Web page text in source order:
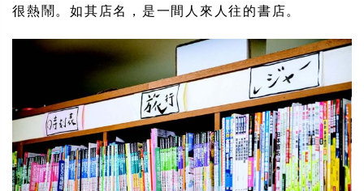
很熱鬧。如其店名，是一間人來人往的書店。